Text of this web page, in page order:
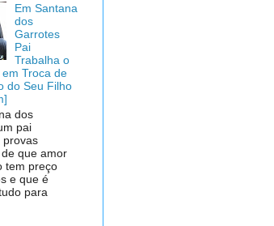
Em Santana
dos
Garrotes
Pai
Trabalha o
Troca de
do Seu Filho
dos
pai
provas
que amor
tem preço
e que é
para